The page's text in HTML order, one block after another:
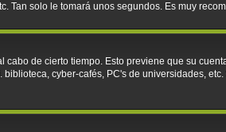
Tan solo le tomará unos segundos. Es muy
de cierto tiempo. Esto previene que su
cyber-cafés, PC's de universidades,